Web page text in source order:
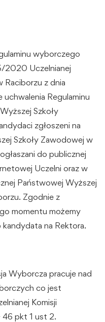
wyborczego
2020 Uczelnianej
Raciborzu z dnia
Regulaminu
Szkoły
zgłoszeni na
Szkoły Zawodowej w
do publicznej
Uczelni oraz w
Państwowej Wyższej
Zgodnie z
momentu możemy
na Rektora.
Wyborcza pracuje nad
co jest
Komisji
pkt 1 ust 2.